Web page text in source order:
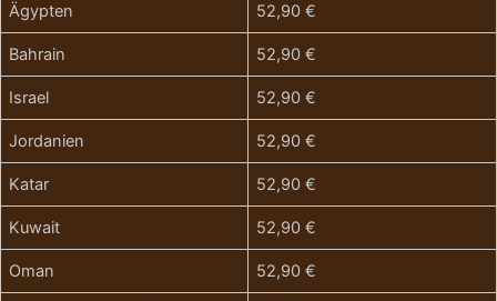
Ägypten 52,90 €
Bahrain 52,90 €
Israel 52,90 €
Jordanien 52,90 €
Katar 52,90 €
Kuwait 52,90 €
Oman 52,90 €